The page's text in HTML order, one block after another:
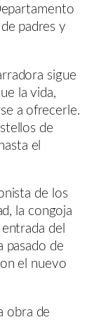
padres y
sigue
la vida,
a ofrecerle.
de
el
de los
la congoja
del
pasado de
el nuevo
obra de